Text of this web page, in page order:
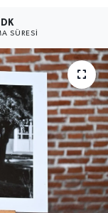
DK
SÜRESI